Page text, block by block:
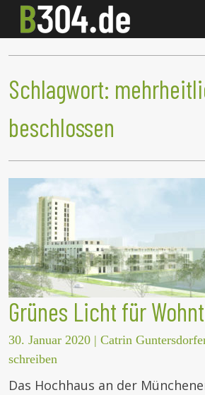
Schlagwort:
beschlossen
Grünes Licht für
30. Januar 2020 | Catrin
schreiben
Das Hochhaus an der